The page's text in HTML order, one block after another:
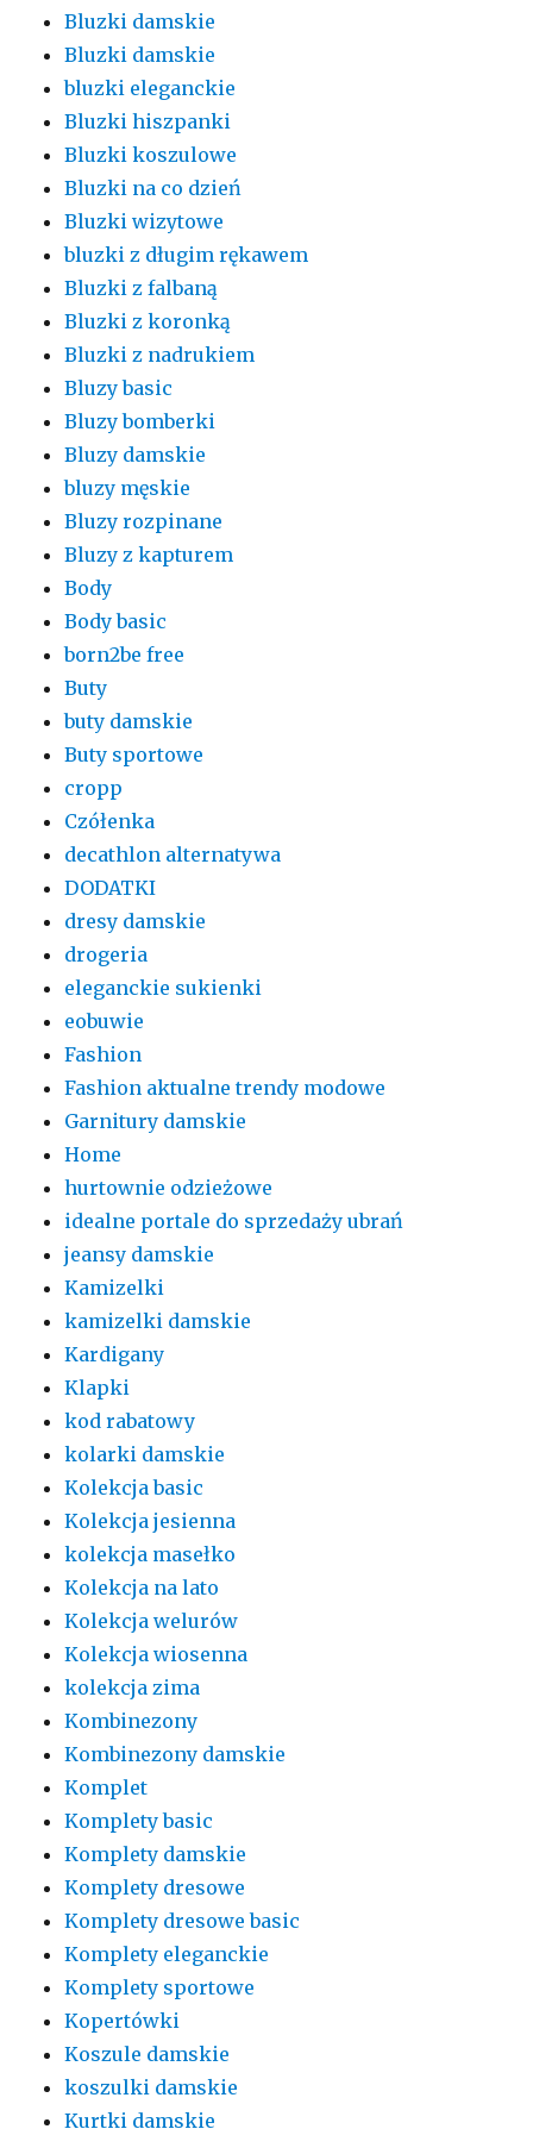
Bluzki damskie
Bluzki damskie
bluzki eleganckie
Bluzki hiszpanki
Bluzki koszulowe
Bluzki na co dzień
Bluzki wizytowe
bluzki z długim rękawem
Bluzki z falbaną
Bluzki z koronką
Bluzki z nadrukiem
Bluzy basic
Bluzy bomberki
Bluzy damskie
bluzy męskie
Bluzy rozpinane
Bluzy z kapturem
Body
Body basic
born2be free
Buty
buty damskie
Buty sportowe
cropp
Czółenka
decathlon alternatywa
DODATKI
dresy damskie
drogeria
eleganckie sukienki
eobuwie
Fashion
Fashion aktualne trendy modowe
Garnitury damskie
Home
hurtownie odzieżowe
idealne portale do sprzedaży ubrań
jeansy damskie
Kamizelki
kamizelki damskie
Kardigany
Klapki
kod rabatowy
kolarki damskie
Kolekcja basic
Kolekcja jesienna
kolekcja masełko
Kolekcja na lato
Kolekcja welurów
Kolekcja wiosenna
kolekcja zima
Kombinezony
Kombinezony damskie
Komplet
Komplety basic
Komplety damskie
Komplety dresowe
Komplety dresowe basic
Komplety eleganckie
Komplety sportowe
Kopertówki
Koszule damskie
koszulki damskie
Kurtki damskie